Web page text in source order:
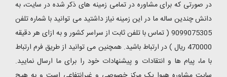
در صورتی که برای مشاوره در تمامی زمینه های ذکر شده در سایت، به
دانش چندین ساله ما در این زمینه نیاز داشتید می توانید با شماره تلفن
9099075305 ( تماس با تلفن ثابت از سراسر کشور و به ازای هر دقیقه
470000 ریال ) در ارتباط باشید. همچنین می توانید از طریق فرم ارتباط
با ما، پیام ها و انتقادات و پیشنهادات خود را برای ما ارسال نمایید.